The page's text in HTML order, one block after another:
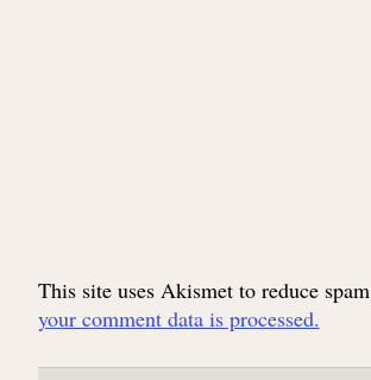
This site uses Akismet to reduce
your comment data is processed.